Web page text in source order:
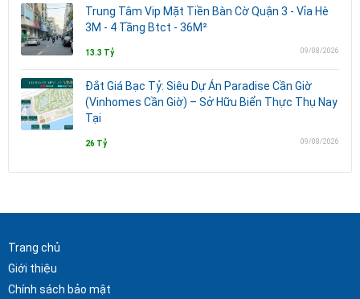
Trung Tâm Vip Mặt Tiền Bàn Cờ Quận 3 - Vỉa Hè
3M - 4 Tầng Btct - 36M²
13.3 Tỷ 09/08/2026
Đắt Giá Bạc Tỷ: Siêu Dự Án Paradise Cần Giờ
(Vinhomes Cần Giờ) – Sở Hữu Biển Thực Thụ Nay
Tại
26 Tỷ 09/08/2026
Trang chủ
Giới thiệu
Chính sách bảo mật